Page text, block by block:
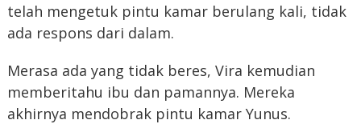
telah mengetuk pintu kamar berulang kali, tidak
ada respons dari dalam.
Merasa ada yang tidak beres, Vira kemudian
memberitahu ibu dan pamannya. Mereka
akhirnya mendobrak pintu kamar Yunus.